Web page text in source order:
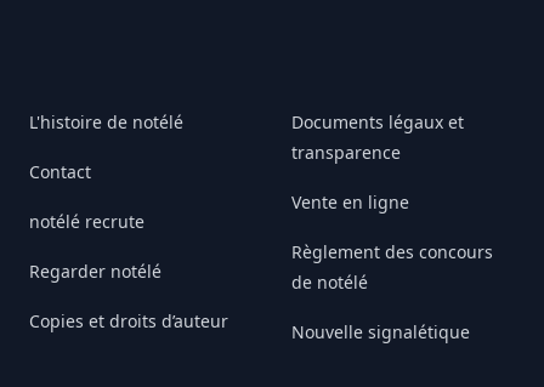
L'histoire de notélé
Contact
notélé recrute
Regarder notélé
Copies et droits d’auteur
Documents légaux et
transparence
Vente en ligne
Règlement des concours
de notélé
Nouvelle signalétique